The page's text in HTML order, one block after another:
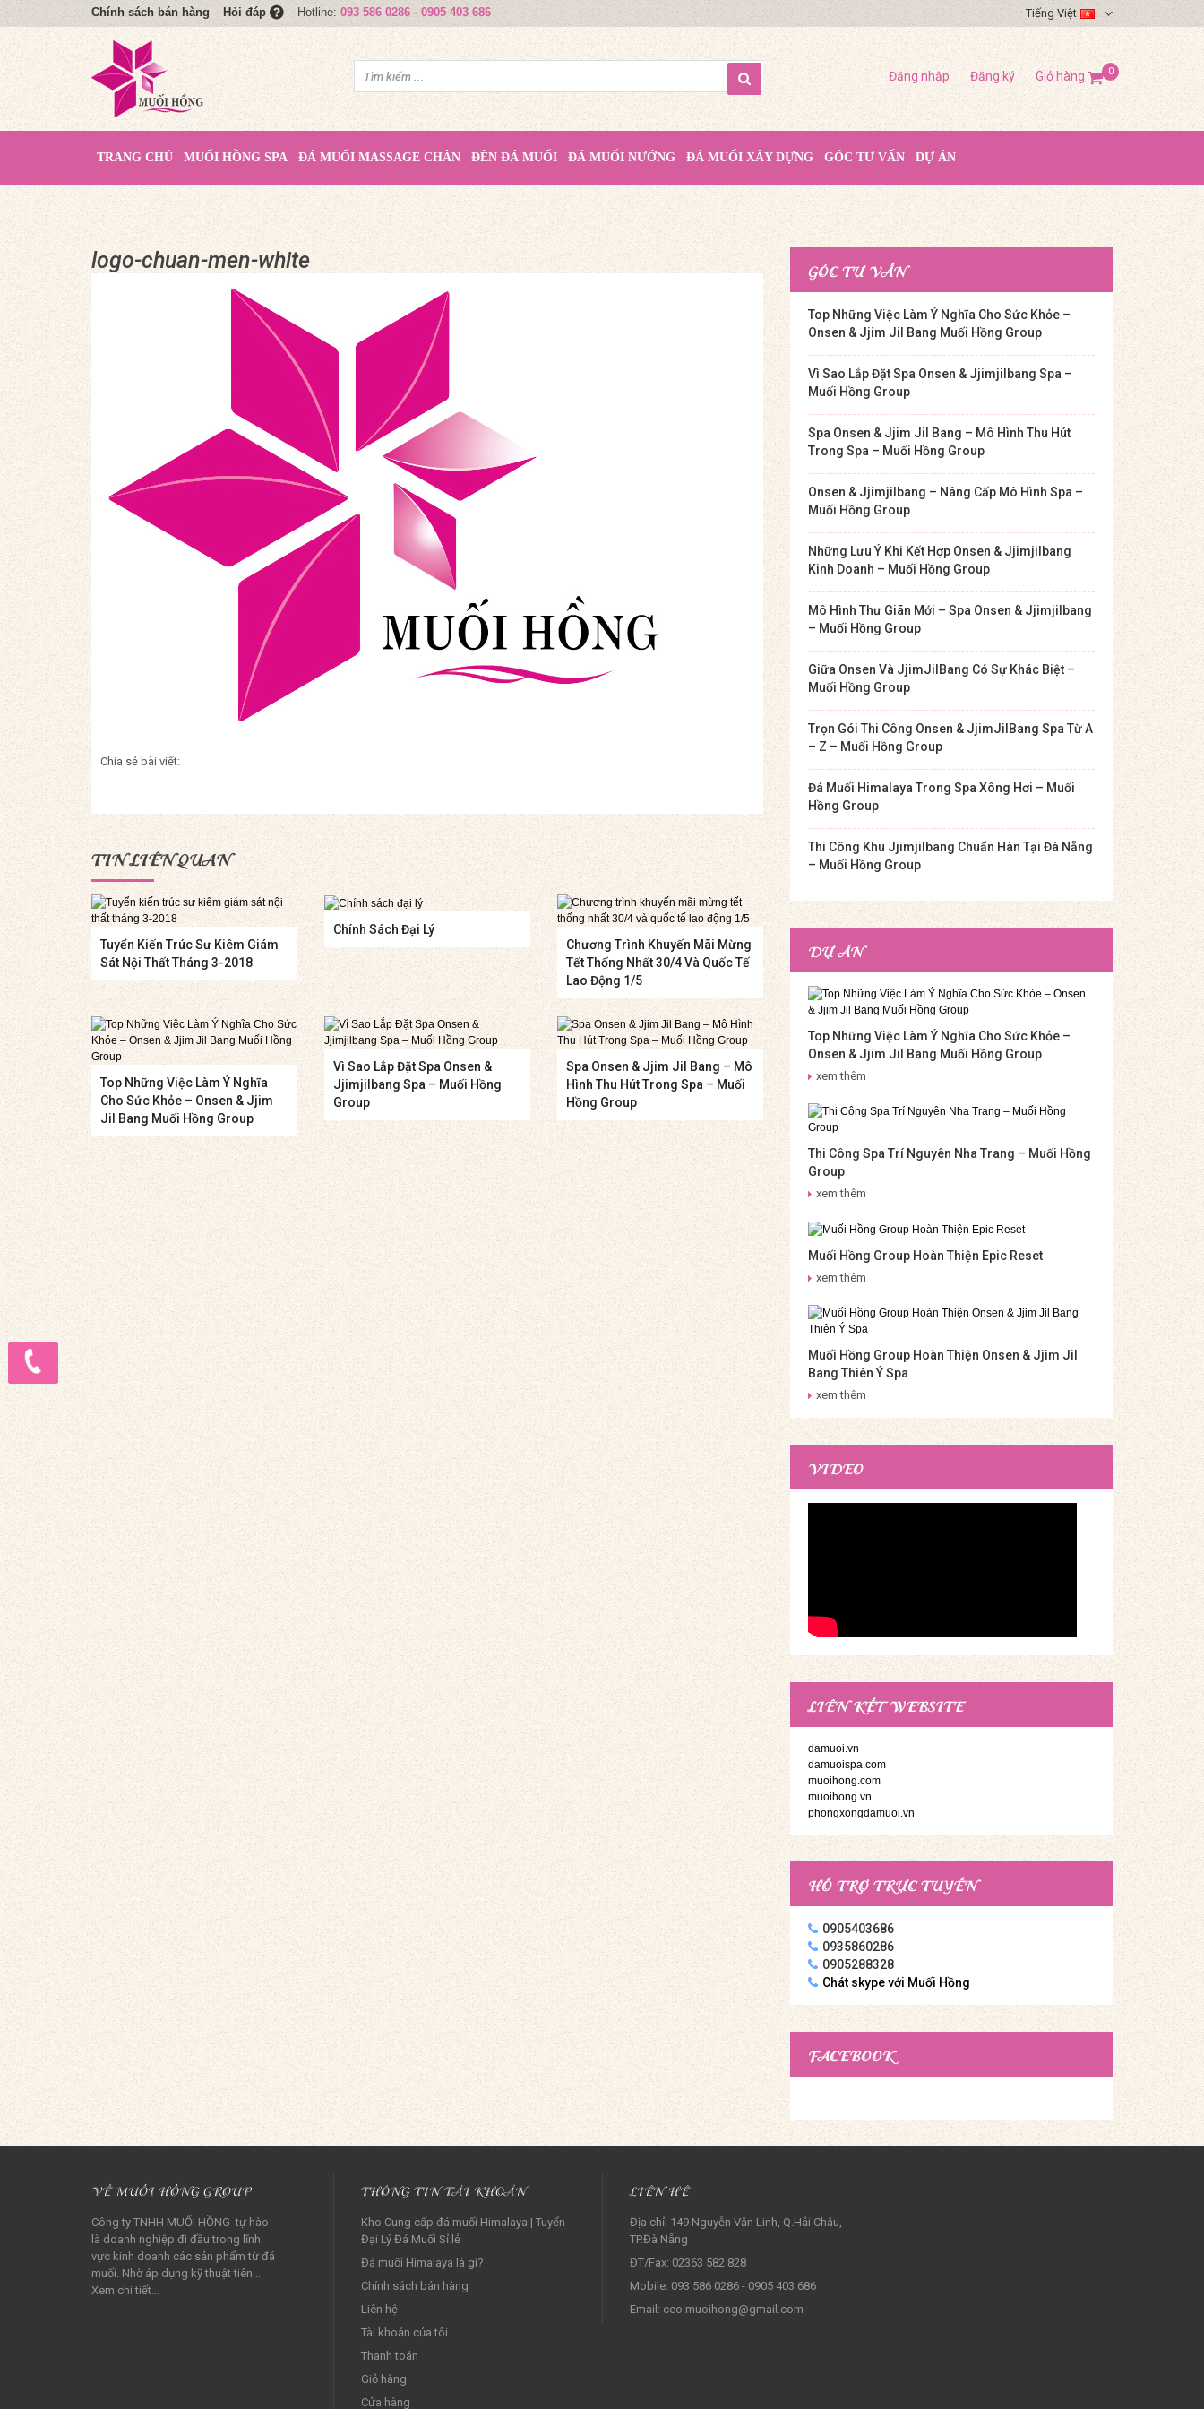
Chính sách bán hàng Hỏi đáp Hotline: 093 586 0286 - 0905 403 686 Tiếng Việt
Đăng nhập Đăng ký Giỏ hàng 0
TRANG CHỦ MUỐI HỒNG SPA ĐÁ MUỐI MASSAGE CHÂN ĐÈN ĐÁ MUỐI ĐÁ MUỐI NƯỚNG ĐÁ MUỐI XÂY DỰNG GÓC TƯ VẤN DỰ ÁN
logo-chuan-men-white
Chia sẻ bài viết:
TIN LIÊN QUAN
Tuyển Kiến Trúc Sư Kiêm Giám
Sát Nội Thất Tháng 3-2018
Chính Sách Đại Lý
Chương Trình Khuyến Mãi Mừng
Tết Thống Nhất 30/4 Và Quốc Tế
Lao Động 1/5
Top Những Việc Làm Ý Nghĩa
Cho Sức Khỏe – Onsen & Jjim
Jil Bang Muối Hồng Group
Vì Sao Lắp Đặt Spa Onsen &
Jjimjilbang Spa – Muối Hồng
Group
Spa Onsen & Jjim Jil Bang – Mô
Hình Thu Hút Trong Spa – Muối
Hồng Group
GÓC TƯ VẤN
Top Những Việc Làm Ý Nghĩa Cho Sức Khỏe –
Onsen & Jjim Jil Bang Muối Hồng Group
Vì Sao Lắp Đặt Spa Onsen & Jjimjilbang Spa –
Muối Hồng Group
Spa Onsen & Jjim Jil Bang – Mô Hình Thu Hút
Trong Spa – Muối Hồng Group
Onsen & Jjimjilbang – Nâng Cấp Mô Hình Spa –
Muối Hồng Group
Những Lưu Ý Khi Kết Hợp Onsen & Jjimjilbang
Kinh Doanh – Muối Hồng Group
Mô Hình Thư Giãn Mới – Spa Onsen & Jjimjilbang
– Muối Hồng Group
Giữa Onsen Và JjimJilBang Có Sự Khác Biệt –
Muối Hồng Group
Trọn Gói Thi Công Onsen & JjimJilBang Spa Từ A
– Z – Muối Hồng Group
Đá Muối Himalaya Trong Spa Xông Hơi – Muối
Hồng Group
Thi Công Khu Jjimjilbang Chuẩn Hàn Tại Đà Nẵng
– Muối Hồng Group
DỰ ÁN
Top Những Việc Làm Ý Nghĩa Cho Sức Khỏe –
Onsen & Jjim Jil Bang Muối Hồng Group
xem thêm
Thi Công Spa Trí Nguyên Nha Trang – Muối Hồng
Group
xem thêm
Muối Hồng Group Hoàn Thiện Epic Reset
xem thêm
Muối Hồng Group Hoàn Thiện Onsen & Jjim Jil
Bang Thiên Ý Spa
xem thêm
VIDEO
LIÊN KẾT WEBSITE
damuoi.vn
damuoispa.com
muoihong.com
muoihong.vn
phongxongdamuoi.vn
HỖ TRỢ TRỰC TUYẾN
0905403686
0935860286
0905288328
Chát skype với Muối Hồng
FACEBOOK
VỀ MUỐI HỒNG GROUP
Công ty TNHH MUỐI HỒNG tự hào
là doanh nghiệp đi đầu trong lĩnh
vực kinh doanh các sản phẩm từ đá
muối. Nhờ áp dụng kỹ thuật tiên...
Xem chi tiết...
THÔNG TIN TÀI KHOẢN
Kho Cung cấp đá muối Himalaya | Tuyển
Đại Lý Đá Muối Sỉ lẻ‎
Đá muối Himalaya là gì?
Chính sách bán hàng
Liên hệ
Tài khoản của tôi
Thanh toán
Giỏ hàng
Cửa hàng
LIÊN HỆ
Địa chỉ: 149 Nguyễn Văn Linh, Q.Hải Châu,
TP.Đà Nẵng
ĐT/Fax: 02363 582 828
Mobile: 093 586 0286 - 0905 403 686
Email: ceo.muoihong@gmail.com